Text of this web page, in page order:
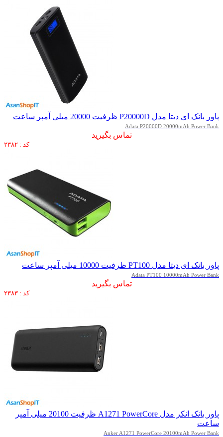
پاور بانک ای دیتا مدل P20000D ظرفیت 20000 میلی آمپر ساعت
Adata P20000D 20000mAh Power Bank
تماس بگیرید
کد : ۲۳۸۲
پاور بانک ای دیتا مدل PT100 ظرفیت 10000 میلی آمپر ساعت
Adata PT100 10000mAh Power Bank
تماس بگیرید
کد : ۲۳۸۳
پاور بانک انکر مدل A1271 PowerCore ظرفیت 20100 میلی آمپر
ساعت
Anker A1271 PowerCore 20100mAh Power Bank